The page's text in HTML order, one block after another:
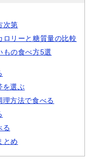
次第
ロリーと糖質量の比較
もの食べ方5選
を選ぶ
方法で食べる
る
とめ